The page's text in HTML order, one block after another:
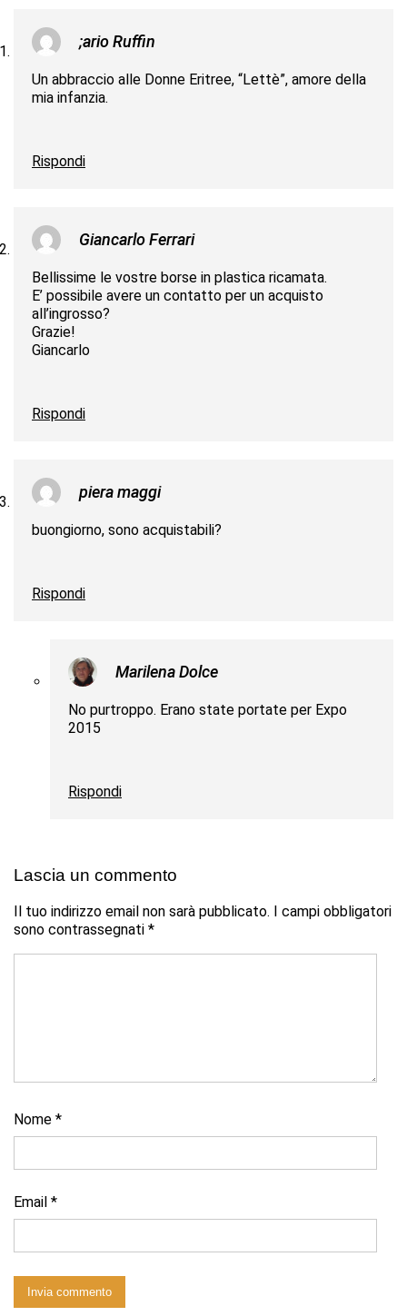
;ario Ruffin
Un abbraccio alle Donne Eritree, “Lettè”, amore della
mia infanzia.
Rispondi
Giancarlo Ferrari
Bellissime le vostre borse in plastica ricamata.
E’ possibile avere un contatto per un acquisto
all’ingrosso?
Grazie!
Giancarlo
Rispondi
piera maggi
buongiorno, sono acquistabili?
Rispondi
Marilena Dolce
No purtroppo. Erano state portate per Expo
2015
Rispondi
Lascia un commento
Il tuo indirizzo email non sarà pubblicato.
I campi obbligatori
sono contrassegnati *
Nome *
Email *